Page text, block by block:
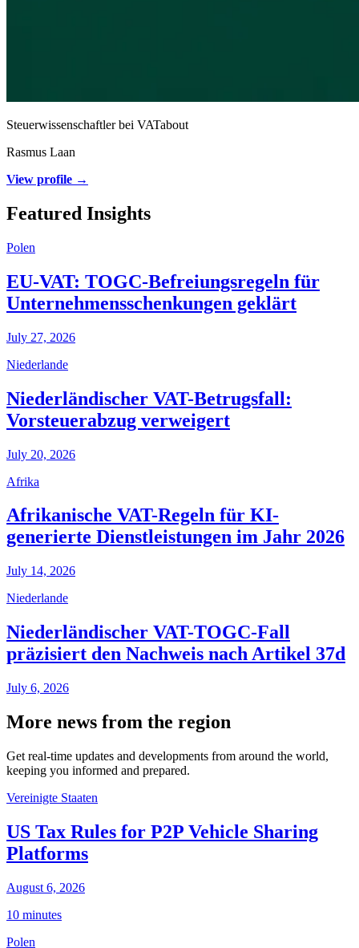
Steuerwissenschaftler bei VATabout
Rasmus Laan
View profile →
Featured Insights
Polen
EU-VAT: TOGC-Befreiungsregeln für
Unternehmensschenkungen geklärt
July 27, 2026
Niederlande
Niederländischer VAT-Betrugsfall:
Vorsteuerabzug verweigert
July 20, 2026
Afrika
Afrikanische VAT-Regeln für KI-
generierte Dienstleistungen im Jahr 2026
July 14, 2026
Niederlande
Niederländischer VAT-TOGC-Fall
präzisiert den Nachweis nach Artikel 37d
July 6, 2026
More news from the region
Get real-time updates and developments from around the world,
keeping you informed and prepared.
Vereinigte Staaten
US Tax Rules for P2P Vehicle Sharing
Platforms
August 6, 2026
10 minutes
Polen